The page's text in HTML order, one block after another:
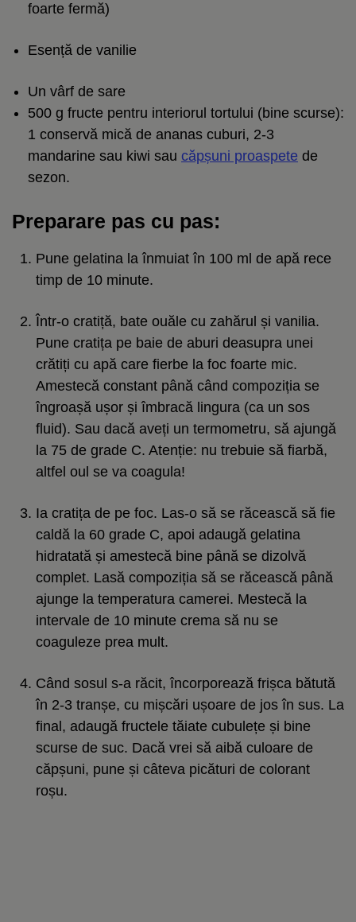
foarte fermă)
Esență de vanilie
Un vârf de sare
500 g fructe pentru interiorul tortului (bine scurse):
1 conservă mică de ananas cuburi, 2-3
mandarine sau kiwi sau căpșuni proaspete de
sezon.
Preparare pas cu pas:
Pune gelatina la înmuiat în 100 ml de apă rece
timp de 10 minute.
Într-o cratiță, bate ouăle cu zahărul și vanilia.
Pune cratița pe baie de aburi deasupra unei
crătiți cu apă care fierbe la foc foarte mic.
Amestecă constant până când compoziția se
îngroașă ușor și îmbracă lingura (ca un sos
fluid). Sau dacă aveți un termometru, să ajungă
la 75 de grade C. Atenție: nu trebuie să fiarbă,
altfel oul se va coagula!
Ia cratița de pe foc. Las-o să se răcească să fie
caldă la 60 grade C, apoi adaugă gelatina
hidratată și amestecă bine până se dizolvă
complet. Lasă compoziția să se răcească până
ajunge la temperatura camerei. Mestecă la
intervale de 10 minute crema să nu se
coaguleze prea mult.
Când sosul s-a răcit, încorporează frișca bătută
în 2-3 tranșe, cu mișcări ușoare de jos în sus. La
final, adaugă fructele tăiate cubulețe și bine
scurse de suc. Dacă vrei să aibă culoare de
căpșuni, pune și câteva picături de colorant
roșu.